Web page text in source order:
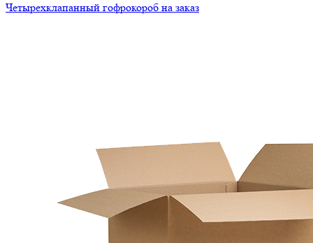
Четырехклапанный гофрокороб на заказ